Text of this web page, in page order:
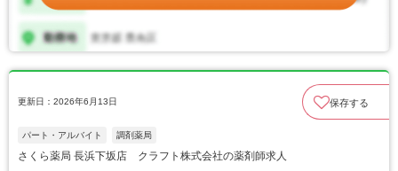
更新日：2026年6月13日 保存する
パート・アルバイト 調剤薬局
さくら薬局 長浜下坂店 クラフト株式会社の薬剤師求人